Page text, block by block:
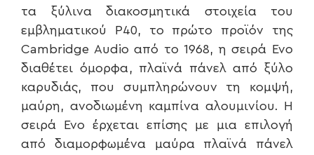
τα ξύλινα διακοσμητικά στοιχεία του
εμβληματικού P40, το πρώτο προϊόν της
Cambridge Audio από το 1968, η σειρά Evo
διαθέτει όμορφα, πλαϊνά πάνελ από ξύλο
καρυδιάς, που συμπληρώνουν τη κομψή,
μαύρη, ανοδιωμένη καμπίνα αλουμινίου. Η
σειρά Evo έρχεται επίσης με μια επιλογή
από διαμορφωμένα μαύρα πλαϊνά πάνελ